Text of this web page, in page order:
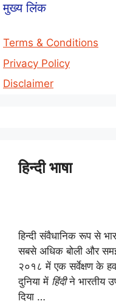
मुख्य लिंक
Terms & Conditions
Privacy Policy
Disclaimer
हिन्दी भाषा
हिन्दी संवैधानिक रूप से
सबसे अधिक बोली और
२०१८ में एक सर्वेक्षण के
दुनिया में हिंदीने भारतीय
दिया …